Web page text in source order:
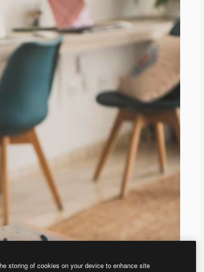
storing of cookies on your device to enhance site